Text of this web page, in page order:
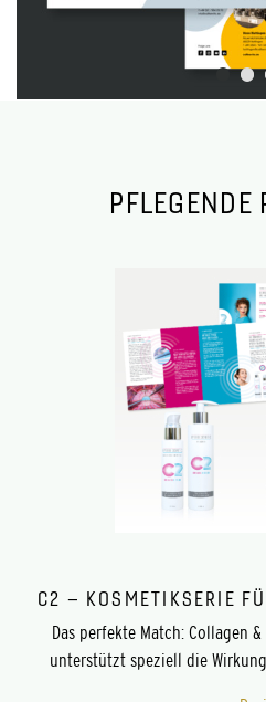
PFLEGENDE
C2 – KOSMETIKSERIE
Das perfekte Match: Collagen
unterstützt speziell die